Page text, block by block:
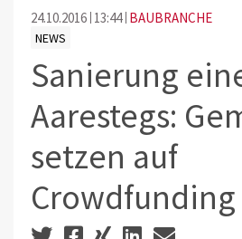
24.10.2016 13:44 BAUBRANCHE
NEWS
Sanierung
Aarestegs:
setzen auf
Crowdfunding